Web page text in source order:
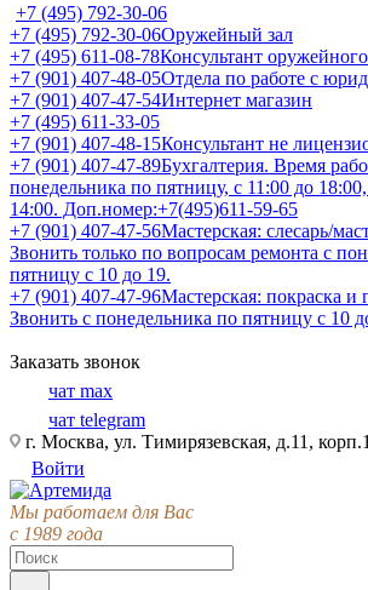
+7 (495) 792-30-06
+7 (495) 792-30-06Оружейный зал
+7 (495) 611-08-78Консультант оружейного
+7 (901) 407-48-05Отдела по работе с
+7 (901) 407-47-54Интернет магазин
+7 (495) 611-33-05
+7 (901) 407-48-15Консультант не
+7 (901) 407-47-89Бухгалтерия. Время
понедельника по пятницу, с 11:00 до
14:00. Доп.номер:+7(495)611-59-65
+7 (901) 407-47-56Мастерская: слесарь/
Звонить только по вопросам ремонта с
пятницу с 10 до 19.
+7 (901) 407-47-96Мастерская: покраска и
Звонить с понедельника по пятницу с 10
Заказать звонок
чат max
чат telegram
г. Москва, ул. Тимирязевская, д.11, корп.1
Войти
Мы работаем для Вас
с 1989 года